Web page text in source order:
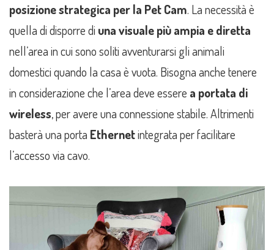
posizione strategica per la Pet Cam. La necessità è
quella di disporre di una visuale più ampia e diretta
nell’area in cui sono soliti avventurarsi gli animali
domestici quando la casa è vuota. Bisogna anche tenere
in considerazione che l’area deve essere a portata di
wireless, per avere una connessione stabile. Altrimenti
basterà una porta Ethernetintegrata per facilitare
l’accesso via cavo.